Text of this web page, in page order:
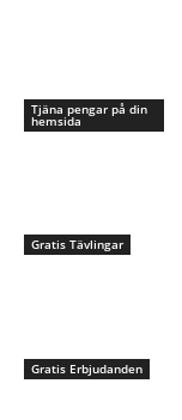
Tjäna pengar på din
hemsida
Gratis Tävlingar
Gratis Erbjudanden